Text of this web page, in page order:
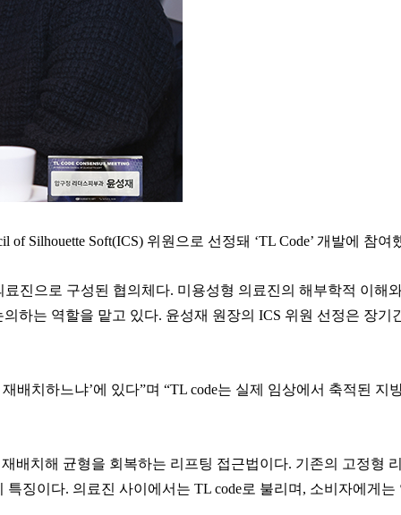
Silhouette Soft(ICS) 위원으로 선정돼 ‘TL Code’ 개발에 참여
진으로 구성된 협의체다. 미용성형 의료진의 해부학적 이해
하는 역할을 맡고 있다. 윤성재 원장의 ICS 위원 선정은 장기
배치하느냐’에 있다”며 “TL code는 실제 임상에서 축적된 지
배치해 균형을 회복하는 리프팅 접근법이다. 기존의 고정형
징이다. 의료진 사이에서는 TL code로 불리며, 소비자에게는